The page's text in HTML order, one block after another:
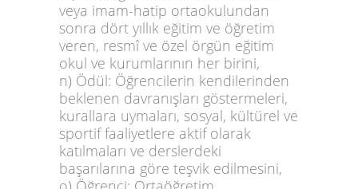
veya imam-hatip ortaokulundan
sonra dört yıllık eğitim ve öğretim
veren, resmî ve özel örgün eğitim
okul ve kurumlarının her birini,
n) Ödül: Öğrencilerin kendilerinden
beklenen davranışları göstermeleri,
kurallara uymaları, sosyal, kültürel ve
sportif faaliyetlere aktif olarak
katılmaları ve derslerdeki
başarılarına göre teşvik edilmesini,